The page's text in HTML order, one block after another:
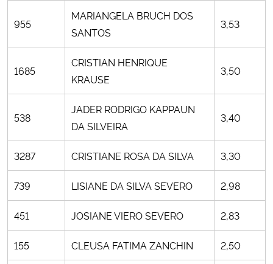
955
MARIANGELA BRUCH DOS
SANTOS
3,53
1685
CRISTIAN HENRIQUE
KRAUSE
3,50
538
JADER RODRIGO KAPPAUN
DA SILVEIRA
3,40
3287 CRISTIANE ROSA DA SILVA 3,30
739 LISIANE DA SILVA SEVERO 2,98
451 JOSIANE VIERO SEVERO 2,83
155 CLEUSA FATIMA ZANCHIN 2,50